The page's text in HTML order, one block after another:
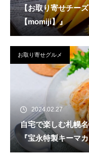
【お取り寄せチー
【momiji】』
お取り寄せグルメ
2024.02.27
自宅で楽しむ札幌
『宝永特製キーマ